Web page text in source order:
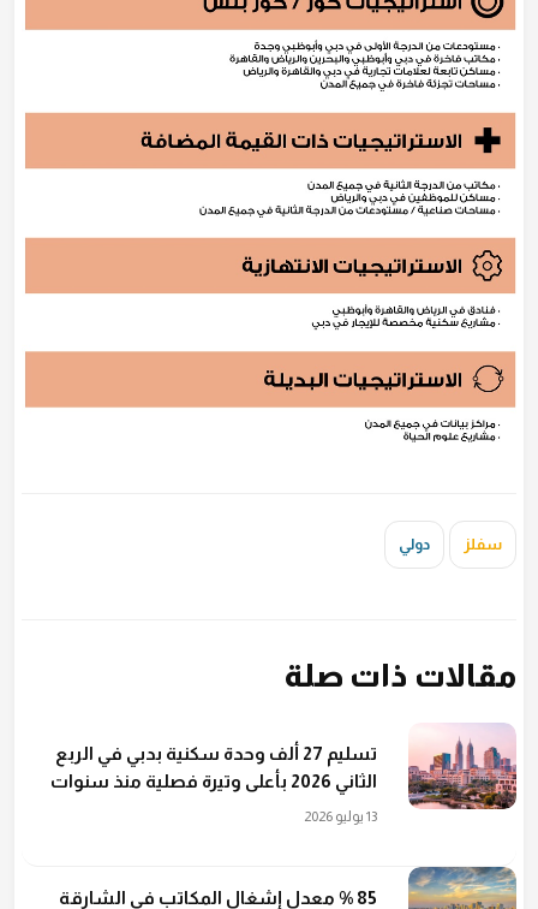
سفلز دولي
مقالات ذات صلة
تسليم 27 ألف وحدة سكنية بدبي في الربع
الثاني 2026 بأعلى وتيرة فصلية منذ سنوات
13 يوليو 2026
85 % معدل إشغال المكاتب في الشارقة